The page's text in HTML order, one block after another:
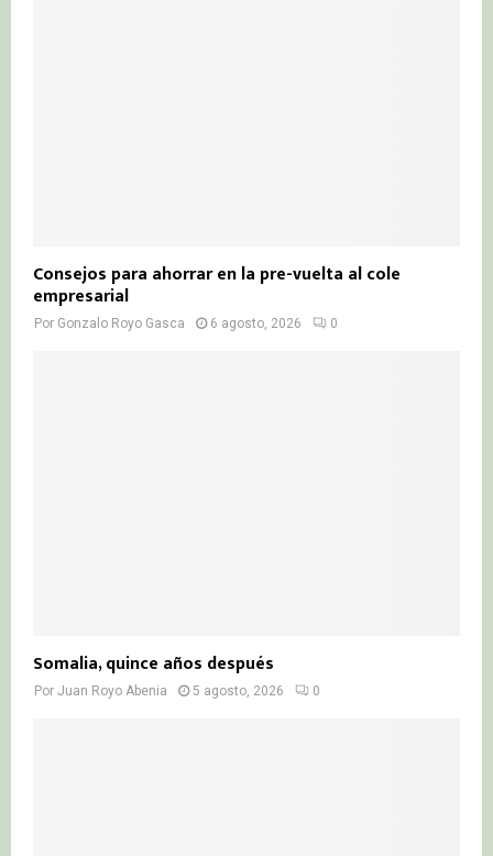
Consejos para ahorrar en la pre-vuelta al cole
empresarial
Por Gonzalo Royo Gasca 6 agosto, 2026 0
Somalia, quince años después
Por Juan Royo Abenia 5 agosto, 2026 0